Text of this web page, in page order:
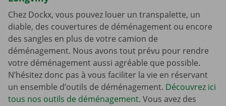
Chez Dockx, vous pouvez louer un transpalette, un
diable, des couvertures de déménagement ou encore
des sangles en plus de votre camion de
déménagement. Nous avons tout prévu pour rendre
votre déménagement aussi agréable que possible.
N’hésitez donc pas à vous faciliter la vie en réservant
un ensemble d’outils de déménagement. Découvrez ici
tous nos outils de déménagement. Vous avez des